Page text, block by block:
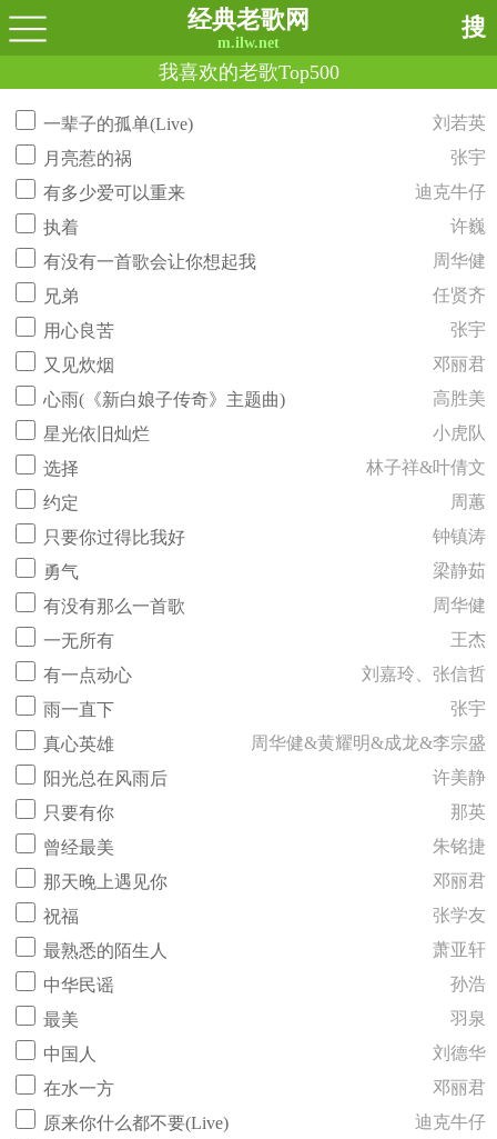
经典老歌网
m.ilw.net
搜
我喜欢的老歌Top500
一辈子的孤单(Live)
刘若英
月亮惹的祸
张宇
有多少爱可以重来
迪克牛仔
执着
许巍
有没有一首歌会让你想起我
周华健
兄弟
任贤齐
用心良苦
张宇
又见炊烟
邓丽君
心雨(《新白娘子传奇》主题曲)
高胜美
星光依旧灿烂
小虎队
选择
林子祥&叶倩文
约定
周蕙
只要你过得比我好
钟镇涛
勇气
梁静茹
有没有那么一首歌
周华健
一无所有
王杰
有一点动心
刘嘉玲、张信哲
雨一直下
张宇
真心英雄
周华健&黄耀明&成龙&李宗盛
阳光总在风雨后
许美静
只要有你
那英
曾经最美
朱铭捷
那天晚上遇见你
邓丽君
祝福
张学友
最熟悉的陌生人
萧亚轩
中华民谣
孙浩
最美
羽泉
中国人
刘德华
在水一方
邓丽君
原来你什么都不要(Live)
迪克牛仔